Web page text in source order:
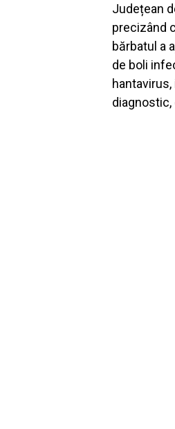
Județean
precizând
bărbatul a
de boli